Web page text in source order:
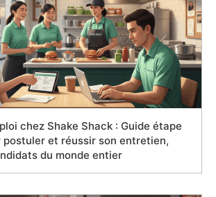
chez Shake Shack : Guide étape
postuler et réussir son entretien,
du monde entier